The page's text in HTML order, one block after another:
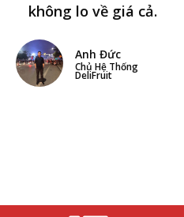
không lo về giá cả.
Anh Đức
Chủ Hệ Thống
DeliFruit